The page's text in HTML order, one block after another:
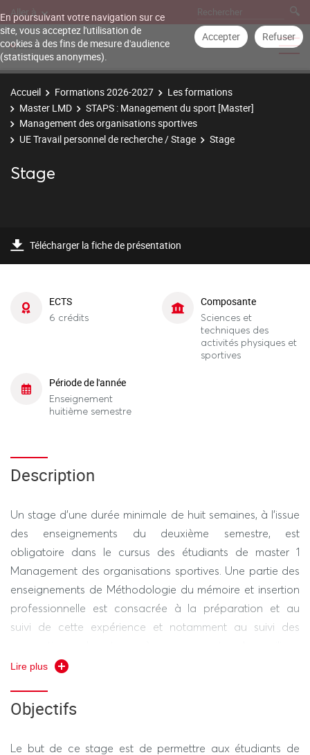
En poursuivant votre navigation sur ce
site, vous acceptez l'utilisation de
cookies à des fins de mesure d'audience
(statistiques anonymes).
Accepter Refuser
Aller à
Accueil Formations 2026-2027
Les formations
Master LMD
STAPS : Management du sport [Master]
Management des organisations sportives
UE Travail personnel de recherche / Stage
Stage
Stage
Télécharger la fiche de présentation
ECTS
6 crédits
Composante
Sciences et
techniques des
activités physiques et
sportives
Période de l'année
Enseignement
huitième semestre
Description
Un stage d’une durée minimale de huit semaines, à l’issue
des enseignements du deuxième semestre, est
obligatoire dans le cursus des étudiants de master 1
Management des organisations sportives. Une partie des
enseignements de Méthodologie du mémoire et insertion
professionnelle est consacrée à la préparation et au
suivi de cette expérience et notamment au suivi des
professionnels d’accueil et l’université. C’est aux
administrations ou structures associatives où se
dérouleront leur stage.
Lire plus
Objectifs
Le but de ce stage est de permettre aux étudiants de